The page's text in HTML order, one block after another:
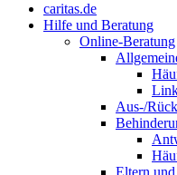
caritas.de
Hilfe und Beratung
Online-Beratung
Aus-/